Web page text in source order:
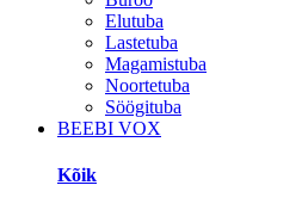
Elutuba
Lastetuba
Magamistuba
Noortetuba
Söögituba
BEEBI VOX
Kõik